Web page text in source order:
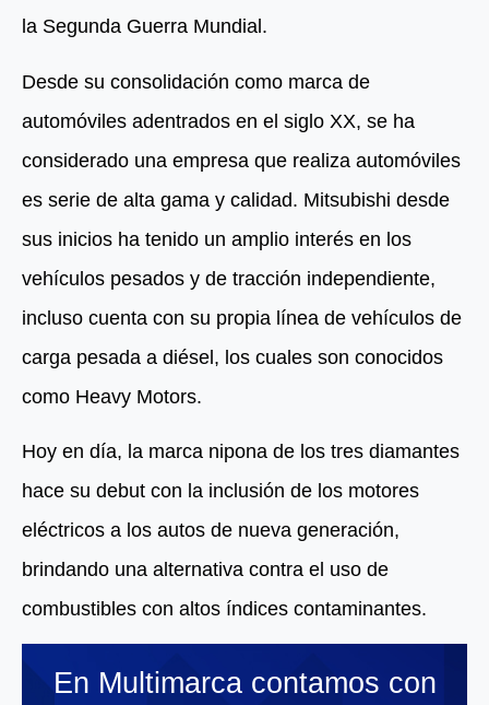
la Segunda Guerra Mundial.
Desde su consolidación como marca de
automóviles adentrados en el siglo XX, se ha
considerado una empresa que realiza automóviles
es serie de alta gama y calidad. Mitsubishi desde
sus inicios ha tenido un amplio interés en los
vehículos pesados y de tracción independiente,
incluso cuenta con su propia línea de vehículos de
carga pesada a diésel, los cuales son conocidos
como Heavy Motors.
Hoy en día, la marca nipona de los tres diamantes
hace su debut con la inclusión de los motores
eléctricos a los autos de nueva generación,
brindando una alternativa contra el uso de
combustibles con altos índices contaminantes.
En Multimarca contamos con